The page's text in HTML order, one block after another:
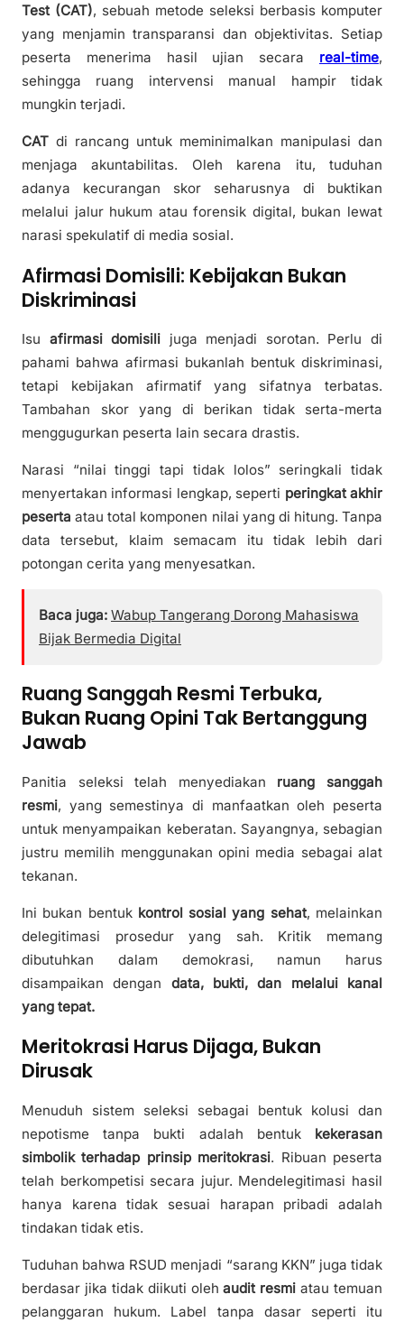
Test (CAT), sebuah metode seleksi berbasis komputer
yang menjamin transparansi dan objektivitas. Setiap
peserta menerima hasil ujian secara real-time,
sehingga ruang intervensi manual hampir tidak
mungkin terjadi.
CAT di rancang untuk meminimalkan manipulasi dan
menjaga akuntabilitas. Oleh karena itu, tuduhan
adanya kecurangan skor seharusnya di buktikan
melalui jalur hukum atau forensik digital, bukan lewat
narasi spekulatif di media sosial.
Afirmasi Domisili: Kebijakan Bukan
Diskriminasi
Isu afirmasi domisili juga menjadi sorotan. Perlu di
pahami bahwa afirmasi bukanlah bentuk diskriminasi,
tetapi kebijakan afirmatif yang sifatnya terbatas.
Tambahan skor yang di berikan tidak serta-merta
menggugurkan peserta lain secara drastis.
Narasi “nilai tinggi tapi tidak lolos” seringkali tidak
menyertakan informasi lengkap, seperti peringkat akhir
peserta atau total komponen nilai yang di hitung. Tanpa
data tersebut, klaim semacam itu tidak lebih dari
potongan cerita yang menyesatkan.
Baca juga: Wabup Tangerang Dorong Mahasiswa
Bijak Bermedia Digital
Ruang Sanggah Resmi Terbuka,
Bukan Ruang Opini Tak Bertanggung
Jawab
Panitia seleksi telah menyediakan ruang sanggah
resmi, yang semestinya di manfaatkan oleh peserta
untuk menyampaikan keberatan. Sayangnya, sebagian
justru memilih menggunakan opini media sebagai alat
tekanan.
Ini bukan bentuk kontrol sosial yang sehat, melainkan
delegitimasi prosedur yang sah. Kritik memang
dibutuhkan dalam demokrasi, namun harus
disampaikan dengan data, bukti, dan melalui kanal
yang tepat.
Meritokrasi Harus Dijaga, Bukan
Dirusak
Menuduh sistem seleksi sebagai bentuk kolusi dan
nepotisme tanpa bukti adalah bentuk kekerasan
simbolik terhadap prinsip meritokrasi. Ribuan peserta
telah berkompetisi secara jujur. Mendelegitimasi hasil
hanya karena tidak sesuai harapan pribadi adalah
tindakan tidak etis.
Tuduhan bahwa RSUD menjadi “sarang KKN” juga tidak
berdasar jika tidak diikuti olehaudit resmi atau temuan
pelanggaran hukum. Label tanpa dasar seperti itu